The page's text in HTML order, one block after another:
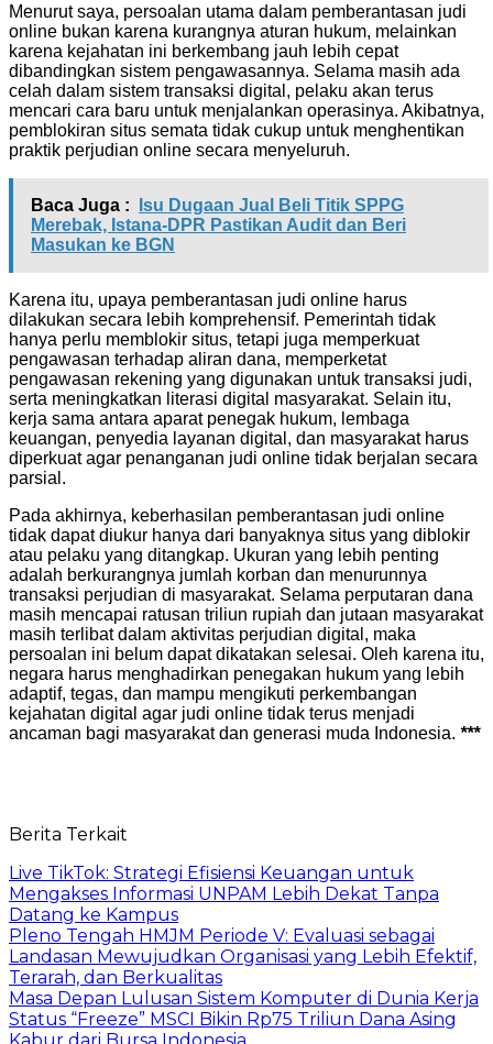
Menurut saya, persoalan utama dalam pemberantasan judi
online bukan karena kurangnya aturan hukum, melainkan
karena kejahatan ini berkembang jauh lebih cepat
dibandingkan sistem pengawasannya. Selama masih ada
celah dalam sistem transaksi digital, pelaku akan terus
mencari cara baru untuk menjalankan operasinya. Akibatnya,
pemblokiran situs semata tidak cukup untuk menghentikan
praktik perjudian online secara menyeluruh.
Baca Juga :
Isu Dugaan Jual Beli Titik SPPG
Merebak, Istana-DPR Pastikan Audit dan Beri
Masukan ke BGN
Karena itu, upaya pemberantasan judi online harus
dilakukan secara lebih komprehensif. Pemerintah tidak
hanya perlu memblokir situs, tetapi juga memperkuat
pengawasan terhadap aliran dana, memperketat
pengawasan rekening yang digunakan untuk transaksi judi,
serta meningkatkan literasi digital masyarakat. Selain itu,
kerja sama antara aparat penegak hukum, lembaga
keuangan, penyedia layanan digital, dan masyarakat harus
diperkuat agar penanganan judi online tidak berjalan secara
parsial.
Pada akhirnya, keberhasilan pemberantasan judi online
tidak dapat diukur hanya dari banyaknya situs yang diblokir
atau pelaku yang ditangkap. Ukuran yang lebih penting
adalah berkurangnya jumlah korban dan menurunnya
transaksi perjudian di masyarakat. Selama perputaran dana
masih mencapai ratusan triliun rupiah dan jutaan masyarakat
masih terlibat dalam aktivitas perjudian digital, maka
persoalan ini belum dapat dikatakan selesai. Oleh karena itu,
negara harus menghadirkan penegakan hukum yang lebih
adaptif, tegas, dan mampu mengikuti perkembangan
kejahatan digital agar judi online tidak terus menjadi
ancaman bagi masyarakat dan generasi muda Indonesia. ***
Berita Terkait
Live TikTok: Strategi Efisiensi Keuangan untuk
Mengakses Informasi UNPAM Lebih Dekat Tanpa
Datang ke Kampus
Pleno Tengah HMJM Periode V: Evaluasi sebagai
Landasan Mewujudkan Organisasi yang Lebih Efektif,
Terarah, dan Berkualitas
Masa Depan Lulusan Sistem Komputer di Dunia Kerja
Status “Freeze” MSCI Bikin Rp75 Triliun Dana Asing